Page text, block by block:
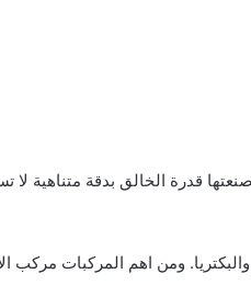
قدرة الخالق بدقة متناهية لا